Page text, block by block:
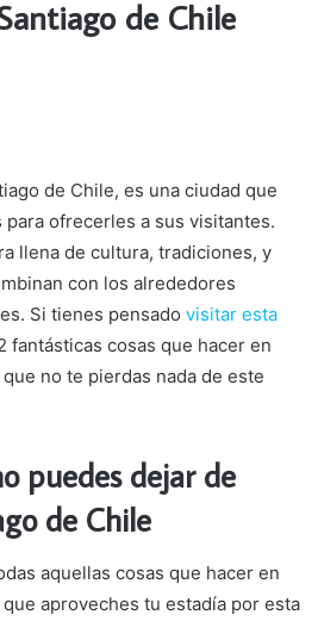
de Chile
de Chile, es una ciudad que
ofrecerles a sus visitantes.
llena de cultura, tradiciones, y
con los alrededores
Si tienes pensado visitar esta
fantásticas cosas que hacer en
que no te pierdas nada de este
puedes dejar de
de Chile
aquellas cosas que hacer en
que aproveches tu estadía por esta